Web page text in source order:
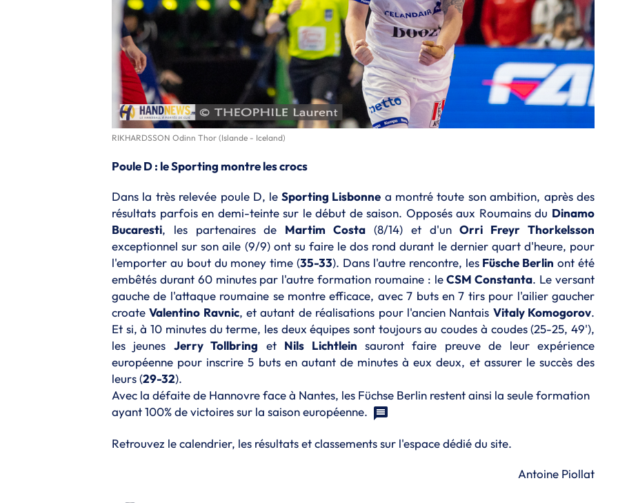
RIKHARDSSON Odinn Thor (Islande - Iceland)
Poule D : le Sporting montre les crocs
Dans la très relevée poule D, le Sporting Lisbonne a montré toute son ambition, après des
résultats parfois en demi-teinte sur le début de saison. Opposés aux Roumains du Dinamo
Bucaresti, les partenaires de Martim Costa (8/14) et d'unOrri Freyr Thorkelsson
exceptionnel sur son aile (9/9) ont su faire le dos rond durant le dernier quart d'heure, pour
l'emporter au bout du money time (35-33). Dans l'autre rencontre, les Füsche Berlin ont été
embêtés durant 60 minutes par l'autre formation roumaine : leCSM Constanta. Le versant
gauche de l'attaque roumaine se montre efficace, avec 7 buts en 7 tirs pour l'ailier gaucher
croateValentino Ravnic, et autant de réalisations pour l'ancien Nantais Vitaly Komogorov.
Et si, à 10 minutes du terme, les deux équipes sont toujours au coudes à coudes (25-25, 49'),
les jeunes Jerry Tollbring et Nils Lichtlein sauront faire preuve de leur expérience
européenne pour inscrire 5 buts en autant de minutes à eux deux, et assurer le succès des
leurs (29-32).
Avec la défaite de Hannovre face à Nantes, les Füchse Berlin restent ainsi la seule formation
ayant 100% de victoires sur la saison européenne.
Retrouvez le calendrier, les résultats et classements sur l'espace dédié du site.
Antoine Piollat